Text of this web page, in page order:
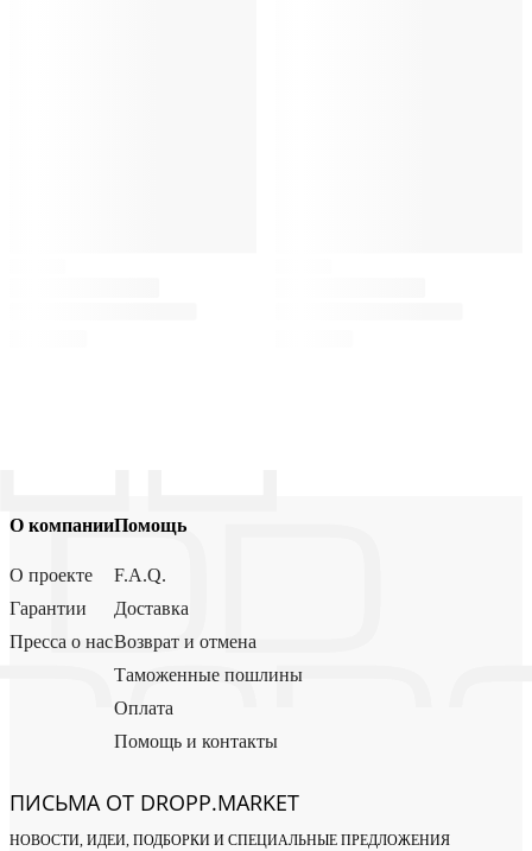
О компании
О проекте
Гарантии
Пресса о нас
Помощь
F.A.Q.
Доставка
Возврат и отмена
Таможенные пошлины
Оплата
Помощь и контакты
ПИСЬМА ОТ DROPP.MARKET
НОВОСТИ, ИДЕИ, ПОДБОРКИ И СПЕЦИАЛЬНЫЕ ПРЕДЛОЖЕНИЯ